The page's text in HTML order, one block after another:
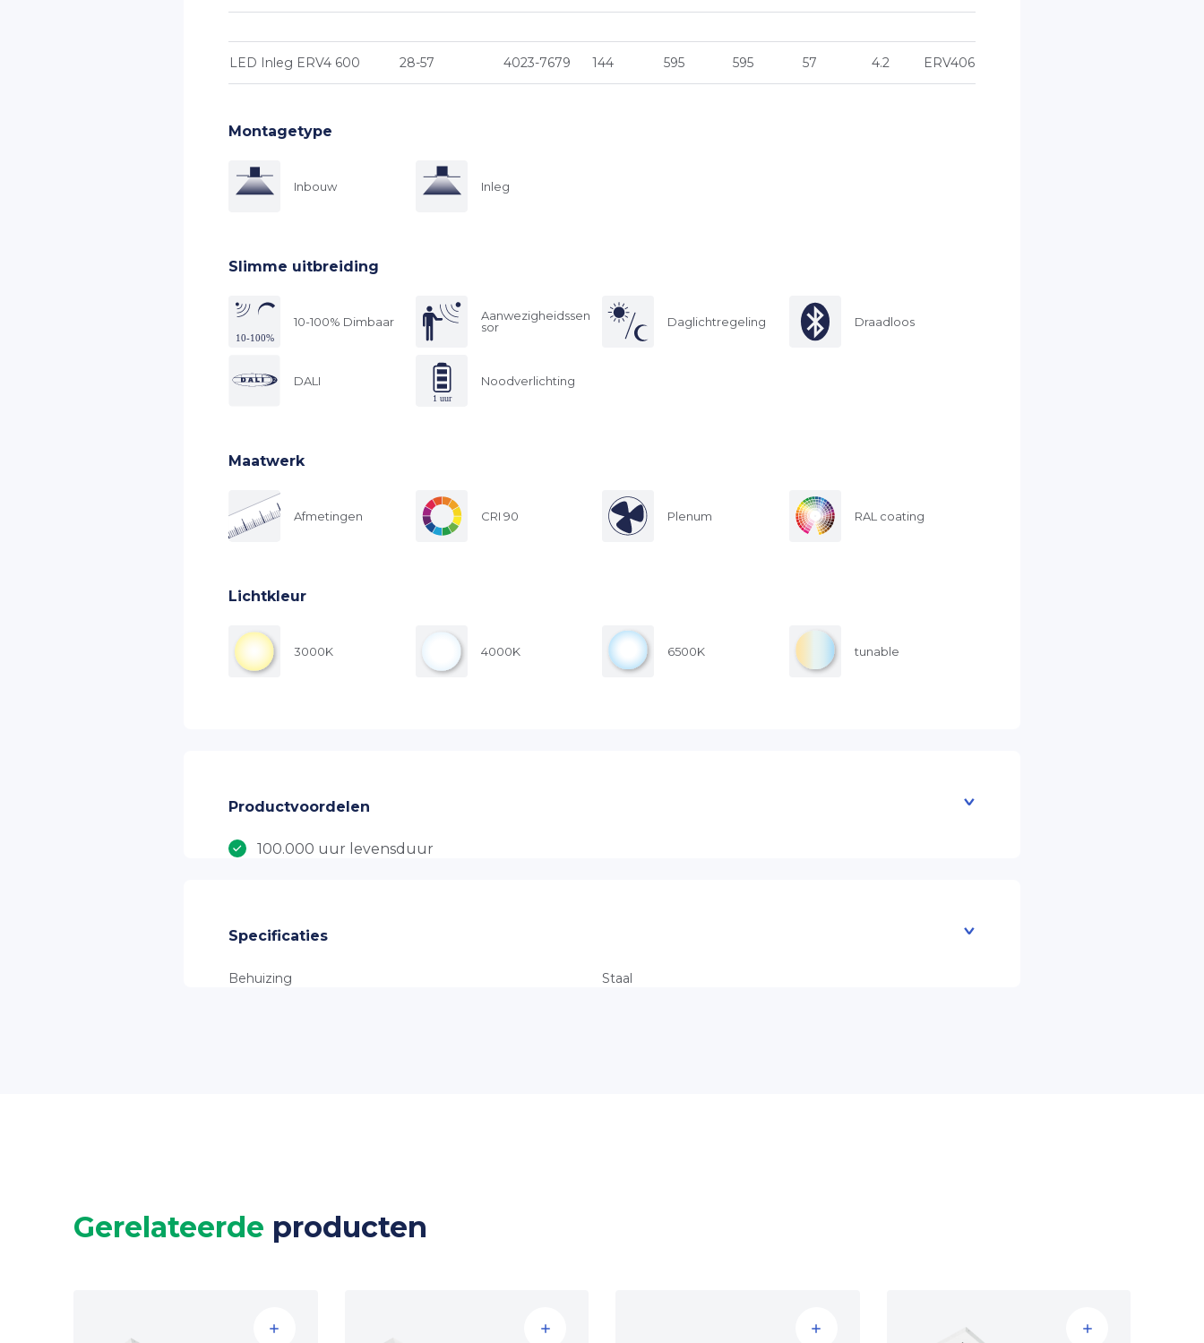
LED Inleg ERV4 600 28-57 4023-7679 144 595 595 57 4.2 ERV406
Montagetype
Inbouw Inleg
Slimme uitbreiding
10-100% Dimbaar
Aanwezigheidssen
sor
Daglichtregeling Draadloos
DALI Noodverlichting
Maatwerk
Afmetingen CRI 90 Plenum RAL coating
Lichtkleur
3000K 4000K 6500K tunable
Productvoordelen
100.000 uur levensduur
SAMSUNG LED
Specificaties
Behuizing
Staal
Stralingshoek
Omgevingstemperatuur
Gerelateerde producten